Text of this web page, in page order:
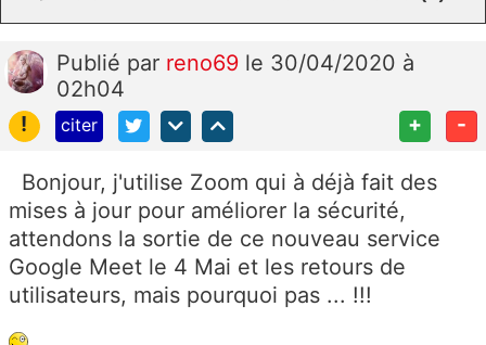
Publié par reno69 le 30/04/2020 à
02h04
!
citer + -
Bonjour, j'utilise Zoom qui à déjà fait des
mises à jour pour améliorer la sécurité,
attendons la sortie de ce nouveau service
Google Meet le 4 Mai et les retours de
utilisateurs, mais pourquoi pas ... !!!